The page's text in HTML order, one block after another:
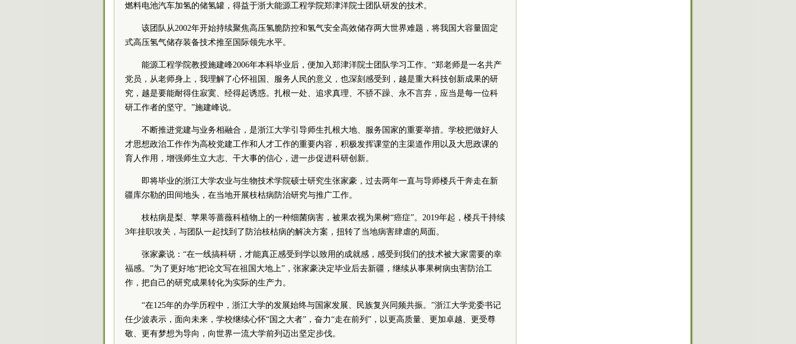
燃料电池汽车加氢的储氢罐，得益于浙大能源工程学院郑津洋院士团队研发的技术。
该团队从2002年开始持续聚焦高压氢脆防控和氢气安全高效储存两大世界难题，将我国大容量固定
式高压氢气储存装备技术推至国际领先水平。
能源工程学院教授施建峰2006年本科毕业后，便加入郑津洋院士团队学习工作。“郑老师是一名共产
党员，从老师身上，我理解了心怀祖国、服务人民的意义，也深刻感受到，越是重大科技创新成果的研
究，越是要能耐得住寂寞、经得起诱惑。扎根一处、追求真理、不骄不躁、永不言弃，应当是每一位科
研工作者的坚守。”施建峰说。
不断推进党建与业务相融合，是浙江大学引导师生扎根大地、服务国家的重要举措。学校把做好人
才思想政治工作作为高校党建工作和人才工作的重要内容，积极发挥课堂的主渠道作用以及大思政课的
育人作用，增强师生立大志、干大事的信心，进一步促进科研创新。
即将毕业的浙江大学农业与生物技术学院硕士研究生张家豪，过去两年一直与导师楼兵干奔走在新
疆库尔勒的田间地头，在当地开展枝枯病防治研究与推广工作。
枝枯病是梨、苹果等蔷薇科植物上的一种细菌病害，被果农视为果树“癌症”。2019年起，楼兵干持续
3年挂职攻关，与团队一起找到了防治枝枯病的解决方案，扭转了当地病害肆虐的局面。
张家豪说：“在一线搞科研，才能真正感受到学以致用的成就感，感受到我们的技术被大家需要的幸
福感。”为了更好地“把论文写在祖国大地上”，张家豪决定毕业后去新疆，继续从事果树病虫害防治工
作，把自己的研究成果转化为实际的生产力。
“在125年的办学历程中，浙江大学的发展始终与国家发展、民族复兴同频共振。”浙江大学党委书记
任少波表示，面向未来，学校继续心怀“国之大者”，奋力“走在前列”，以更高质量、更加卓越、更受尊
敬、更有梦想为导向，向世界一流大学前列迈出坚定步伐。